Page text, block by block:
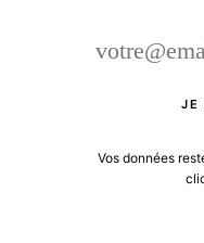
JE
Vos données